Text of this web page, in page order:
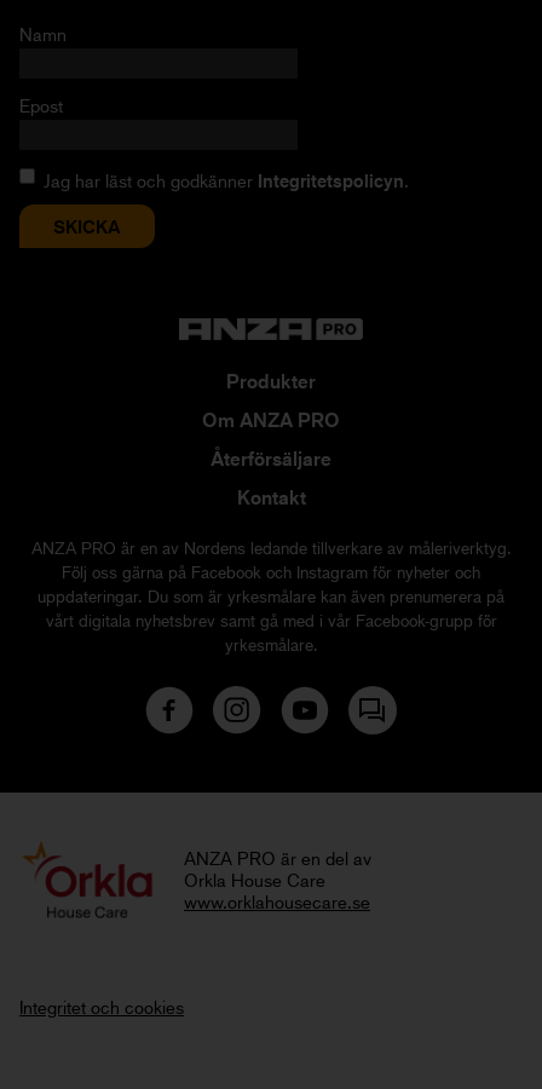
Namn
Epost
Jag har läst och godkänner Integritetspolicyn
Produkter
Om ANZA PRO
Återförsäljare
Kontakt
ANZA PRO är en av Nordens ledande tillverkare av måleriverktyg.
Följ oss gärna på Facebook och Instagram för nyheter och
uppdateringar. Du som är yrkesmålare kan även prenumerera på
vårt digitala nyhetsbrev samt gå med i vår Facebook-grupp för
yrkesmålare.
ANZA PRO är en del av
Orkla House Care
www.orklahousecare.se
Integritet och cookies